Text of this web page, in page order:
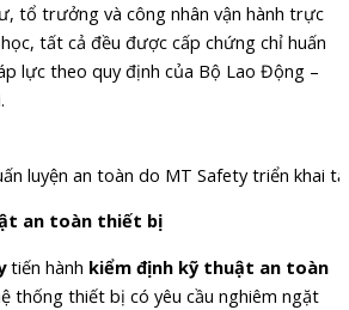
tổ trưởng và công nhân vận hành trực
tất cả đều được cấp chứng chỉ huấn
lực theo quy định của Bộ Lao Động –
luyện an toàn do MT Safety triển khai
an toàn thiết bị
tiến hành kiểm định kỹ thuật an toàn
thống thiết bị có yêu cầu nghiêm ngặt